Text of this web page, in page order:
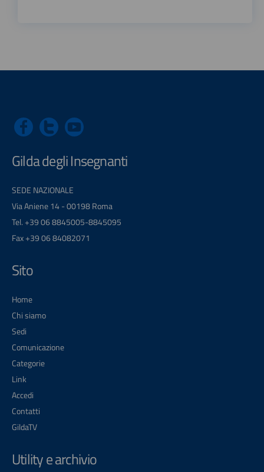
Gilda degli Insegnanti
SEDE NAZIONALE
Via Aniene 14 - 00198 Roma
Tel. +39 06 8845005-8845095
Fax +39 06 84082071
Sito
Home
Chi siamo
Sedi
Comunicazione
Categorie
Link
Accedi
Contatti
GildaTV
Utility e archivio